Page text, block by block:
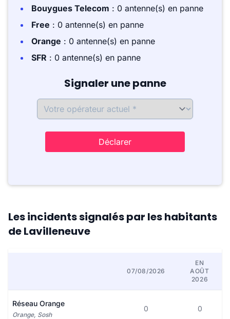
Bouygues Telecom : 0 antenne(s) en panne
Free : 0 antenne(s) en panne
Orange : 0 antenne(s) en panne
SFR : 0 antenne(s) en panne
Signaler une panne
Déclarer
Les incidents signalés par les habitants
de Lavilleneuve
07/08/2026
EN
AOÛT
2026
Réseau Orange
Orange, Sosh
0 0